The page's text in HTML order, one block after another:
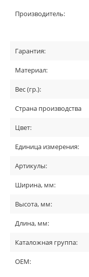
Производитель:
Гарантия:
Материал:
Вес (гр.):
Страна производства
Цвет:
Единица измерения:
Артикулы:
Ширина, мм:
Высота, мм:
Длина, мм:
Каталожная группа:
OEM: